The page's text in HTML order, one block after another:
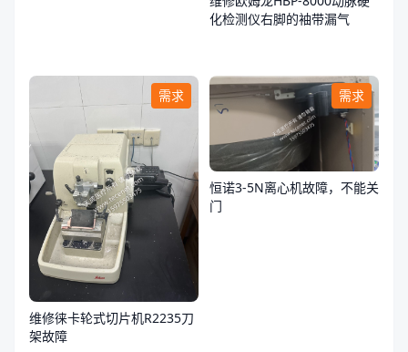
化检测仪右脚的袖带漏气
需求
维修徕卡轮式切片机R2235刀
架故障
需求
恒诺3-5N离心机故障，不能关
门